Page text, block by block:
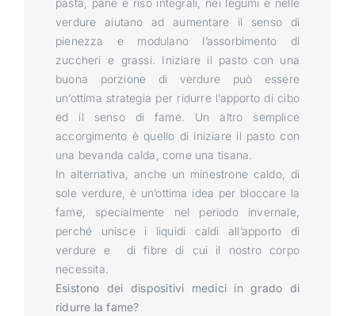
pasta, pane e riso integrali, nei legumi e nelle
verdure aiutano ad aumentare il senso di
pienezza e modulano l’assorbimento di
zuccheri e grassi. Iniziare il pasto con una
buona porzione di verdure può essere
un’ottima strategia per ridurre l’apporto di cibo
ed il senso di fame. Un altro semplice
accorgimento è quello di iniziare il pasto con
una bevanda calda, come una tisana.
In alternativa, anche un minestrone caldo, di
sole verdure, è un’ottima idea per bloccare la
fame, specialmente nel periodo invernale,
perché unisce i liquidi caldi all’apporto di
verdure e di fibre di cui il nostro corpo
necessita.
Esistono dei dispositivi medici in grado di
ridurre la fame?